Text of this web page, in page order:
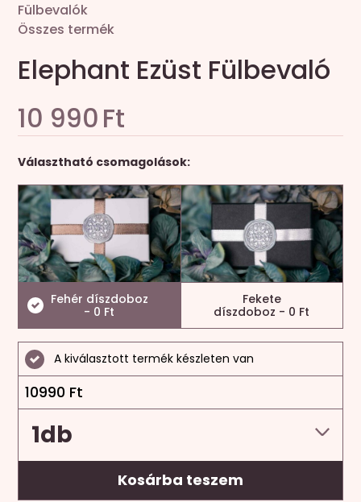
Zsinór csere
Fülbevalók
Összes termék
Elephant Ezüst Fülbevaló
10 990Ft
Választható csomagolások:
Fehér díszdoboz
- 0 Ft
Fekete
díszdoboz - 0 Ft
A kiválasztott termék készleten van
10990 Ft
Kosárba teszem